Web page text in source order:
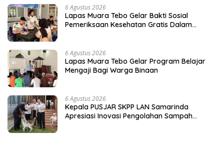
6 Agustus 2026
Lapas Muara Tebo Gelar Bakti Sosial
Pemeriksaan Kesehatan Gratis Dalam
6 Agustus 2026
Lapas Muara Tebo Gelar Program Belajar
Mengaji Bagi Warga Binaan
6 Agustus 2026
Kepala PUSJAR SKPP LAN Samarinda
Apresiasi Inovasi Pengolahan Sampah